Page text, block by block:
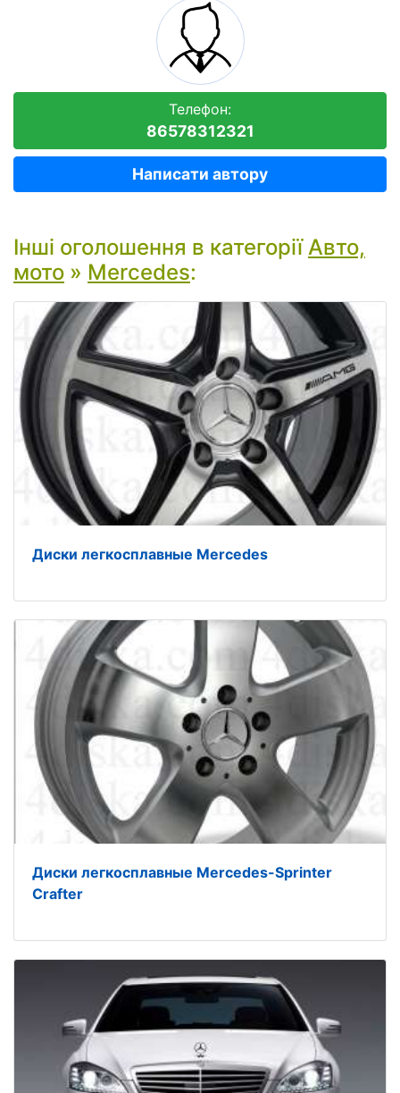
Телефон:
86578312321
Написати автору
Інші оголошення в категоріїАвто,
мото » Mercedes:
Диски легкосплавные Mercedes
Диски легкосплавные Mercedes-Sprinter
Crafter